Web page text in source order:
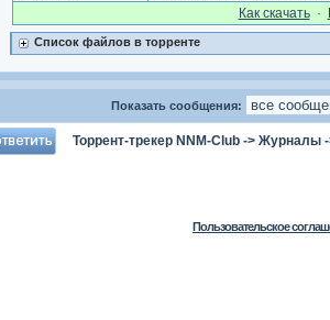
Как cкачать·
Список файлов в торренте
Показать сообщения:
Торрент-трекер NNM-Club -> Журналы
Пользовательское